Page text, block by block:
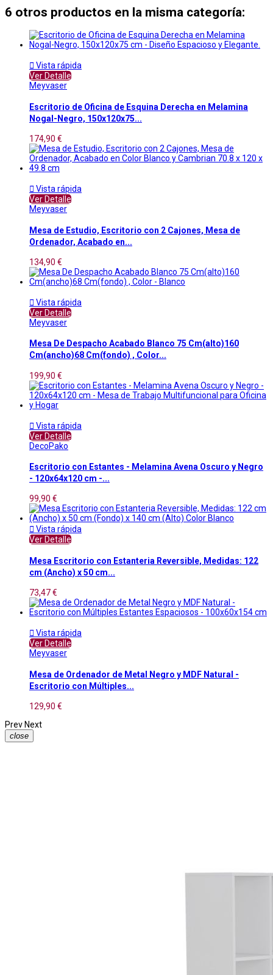
6 otros productos en la misma categoría:
 Vista rápida
Ver Detalle
Meyvaser
Escritorio de Oficina de Esquina Derecha en Melamina
Nogal-Negro, 150x120x75...
174,90 €
 Vista rápida
Ver Detalle
Meyvaser
Mesa de Estudio, Escritorio con 2 Cajones, Mesa de
Ordenador, Acabado en...
134,90 €
 Vista rápida
Ver Detalle
Meyvaser
Mesa De Despacho Acabado Blanco 75 Cm(alto)160
Cm(ancho)68 Cm(fondo) , Color...
199,90 €
 Vista rápida
Ver Detalle
DecoPako
Escritorio con Estantes - Melamina Avena Oscuro y Negro
- 120x64x120 cm -...
99,90 €
 Vista rápida
Ver Detalle
Mesa Escritorio con Estanteria Reversible, Medidas: 122
cm (Ancho) x 50 cm...
73,47 €
 Vista rápida
Ver Detalle
Meyvaser
Mesa de Ordenador de Metal Negro y MDF Natural -
Escritorio con Múltiples...
129,90 €
Prev Next
close